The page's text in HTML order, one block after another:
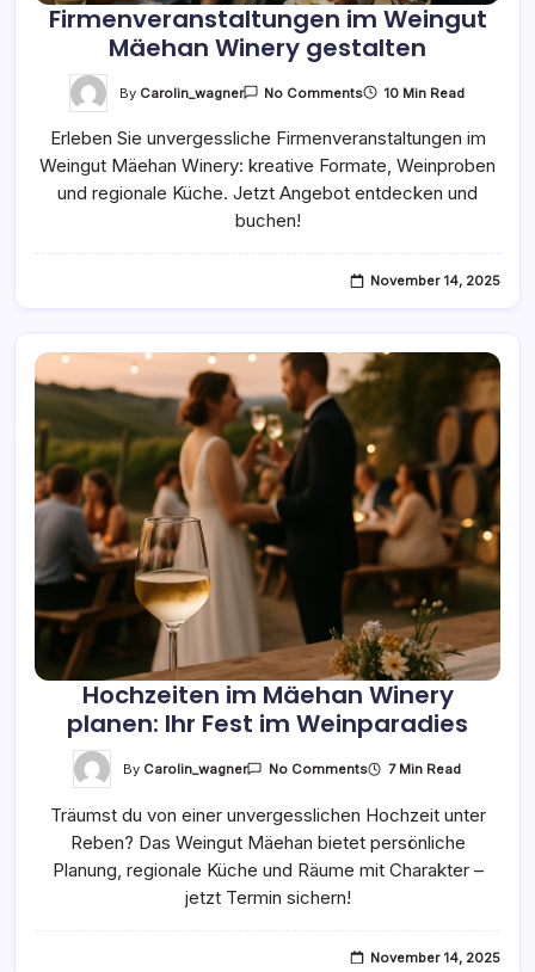
Firmenveranstaltungen im Weingut
Mäehan Winery gestalten
By Carolin_wagner No CommentsOn
Weingut
Winery
Gestalten
10 Min Read
Erleben Sie unvergessliche Firmenveranstaltungen im
Weingut Mäehan Winery: kreative Formate, Weinproben
und regionale Küche. Jetzt Angebot entdecken und
buchen!
November 14, 2025
Hochzeiten im Mäehan Winery
planen: Ihr Fest im Weinparadies
By Carolin_wagner No CommentsOn
Mäehan
Planen:
Ihr
Fest
7 Min Read
Träumst du von einer unvergesslichen Hochzeit unter
Reben? Das Weingut Mäehan bietet persönliche
Planung, regionale Küche und Räume mit Charakter –
jetzt Termin sichern!
November 14, 2025